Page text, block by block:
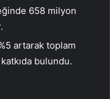
658 milyon
artarak toplam
bulundu.